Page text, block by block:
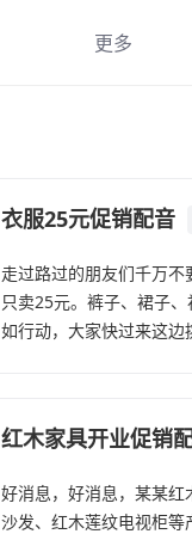
更多
下载客户端
衣服25元促销配音
走过路过的朋友们千万
只卖25元。裤子、裙子
如行动，大家快过来这边
红木家具开业促销
好消息，好消息，某某
沙发、红木莲纹电视柜等